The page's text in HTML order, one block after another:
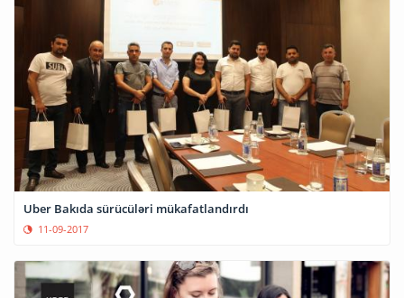
Uber Bakıda sürücüləri mükafatlandırdı
11-09-2017